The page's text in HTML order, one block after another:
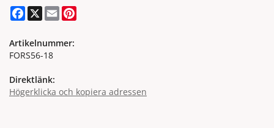
Facebook
X Email
Artikelnummer:
FORS56-18
Direktlänk:
Högerklicka och kopiera adressen